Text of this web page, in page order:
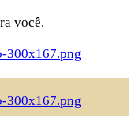
você.